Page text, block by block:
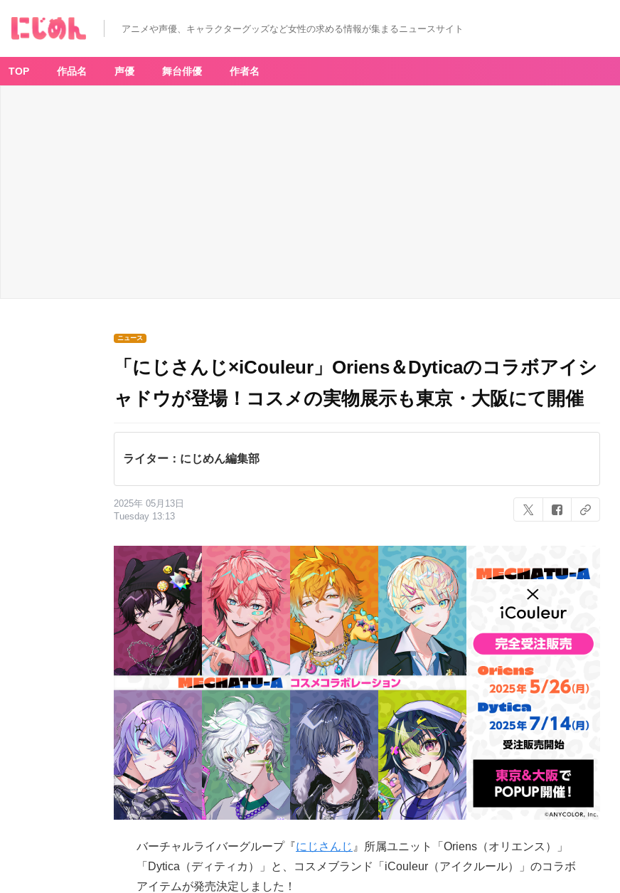
アニメや声優、キャラクターグッズなど女性の求める情報が集まるニュースサイト
TOP 作品名 声優 舞台俳優 作者名
ニュース
「にじさんじ×iCouleur」Oriens＆Dyticaのコラボアイシ
ャドウが登場！コスメの実物展示も東京・大阪にて開催
ライター：にじめん編集部
2025年 05月13日
Tuesday 13:13
バーチャルライバーグループ『にじさんじ 』所属ユニット「Oriens（オリエンス）」
「Dytica（ディティカ）」と、コスメブランド「iCouleur（アイクルール）」のコラボ
アイテムが発売決定しました！